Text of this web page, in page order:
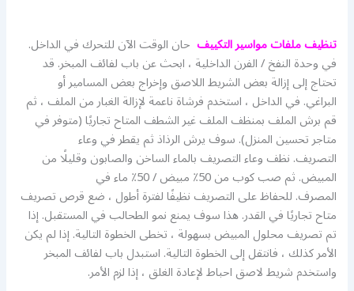
تنظيف ملفات مواسير التكييف حان الوقت الآن للتحرك في الداخل.
في وحدة النفخ / الفرن الداخلية ، ابحث عن باب لفائف المبخر. قد
تحتاج إلى إزالة بعض الشريط اللاصق وإخراج بعض المسامير أو
البراغي. في الداخل ، استخدم فرشاة ناعمة لإزالة الغبار من الملف ، ثم
قم برش الملف بمنظف الملف غير الشطف المتاح تجاريًا (متوفر في
متاجر تحسين المنزل). سوف يرش الرذاذ ثم يقطر في وعاء
التصريف. نظف وعاء التصريف بالماء الساخن والصابون وقليلًا من
المبيض. ثم صب كوب من 50٪ مبيض / 50٪ ماء في
المصرف. للحفاظ على التصريف نظيفًا لفترة أطول ، ضع قرص تصريف
متاح تجاريًا في القدر. هذا سوف يمنع نمو الطحالب في المستقبل. إذا
تم تصريف محلول المبيض بسهولة ، تخطى الخطوة التالية. إذا لم يكن
الأمر كذلك ، فانتقل إلى الخطوة التالية. استبدل باب لفائف المبخر
واستخدم شريط لاصق احباط لإعادة الغلق ، إذا لزم الأمر.